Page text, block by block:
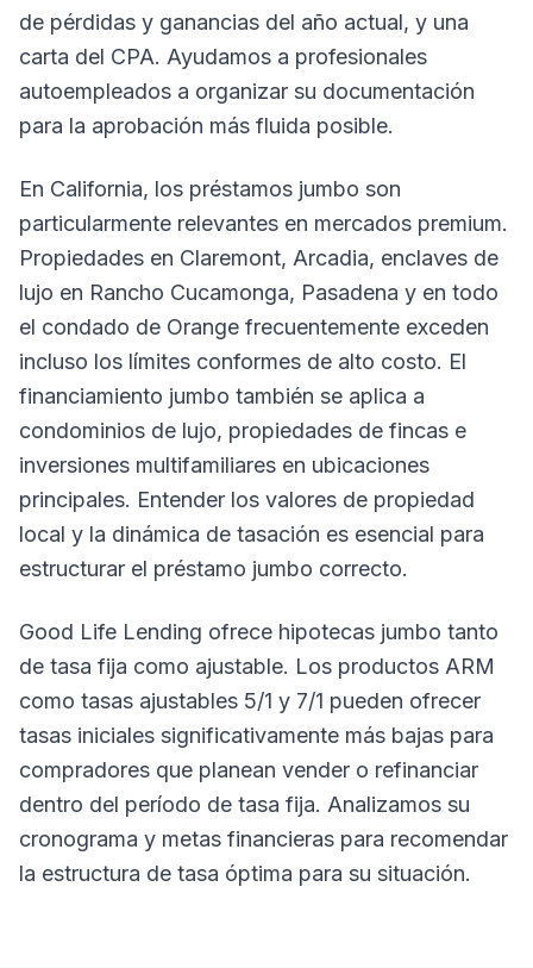
de pérdidas y ganancias del año actual, y una
carta del CPA. Ayudamos a profesionales
autoempleados a organizar su documentación
para la aprobación más fluida posible.
En California, los préstamos jumbo son
particularmente relevantes en mercados premium.
Propiedades en Claremont, Arcadia, enclaves de
lujo en Rancho Cucamonga, Pasadena y en todo
el condado de Orange frecuentemente exceden
incluso los límites conformes de alto costo. El
financiamiento jumbo también se aplica a
condominios de lujo, propiedades de fincas e
inversiones multifamiliares en ubicaciones
principales. Entender los valores de propiedad
local y la dinámica de tasación es esencial para
estructurar el préstamo jumbo correcto.
Good Life Lending ofrece hipotecas jumbo tanto
de tasa fija como ajustable. Los productos ARM
como tasas ajustables 5/1 y 7/1 pueden ofrecer
tasas iniciales significativamente más bajas para
compradores que planean vender o refinanciar
dentro del período de tasa fija. Analizamos su
cronograma y metas financieras para recomendar
la estructura de tasa óptima para su situación.